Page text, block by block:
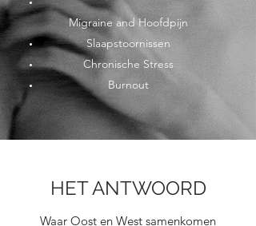
Migraine and Hoofdpijn
Slaapstoornissen
Chronische Stress
Burnout
HET ANTWOORD
Waar Oost en West samenkomen